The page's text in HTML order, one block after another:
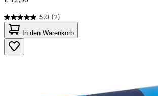
5.0 (2)
5.0
von
5
Sternen.
2
In den Warenkorb